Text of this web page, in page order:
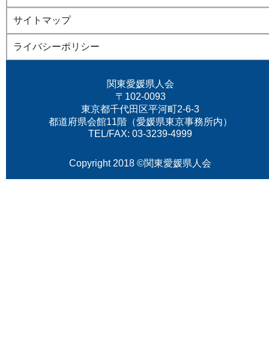
サイトマップ
ライバシーポリシー
関東愛媛県人会
〒102-0093
東京都千代田区平河町2-6-3
都道府県会館11階（愛媛県東京事務所内）
TEL/FAX: 03-3239-4999
Copyright 2018 ©関東愛媛県人会